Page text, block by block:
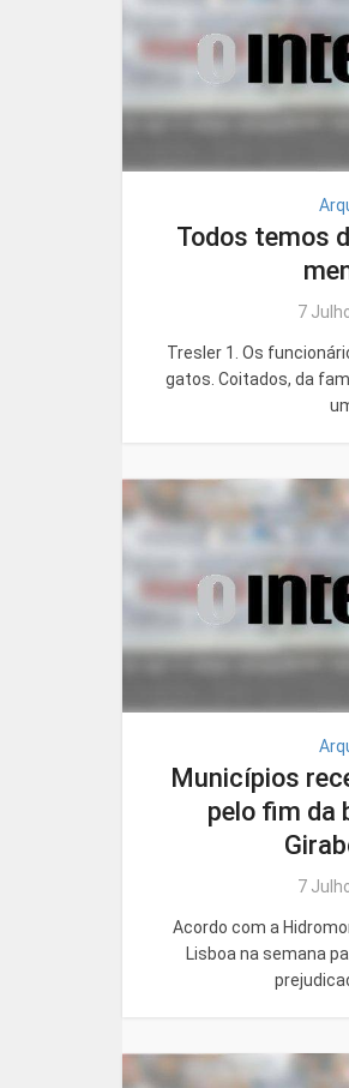
Todos temos
7
Tresler 1. Os
gatos. Coitados, da
Municípios
pelo fim da
7
Acordo com a
Lisboa na semana